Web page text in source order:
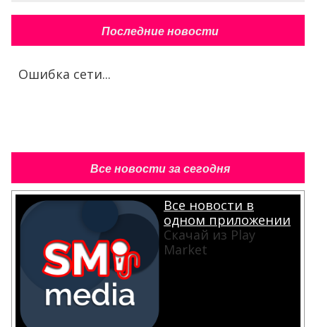
Последние новости
Ошибка сети...
Все новости за сегодня
Все новости в
одном приложении
Скачай из Play
Market